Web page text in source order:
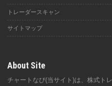
トレーダースキャン
サイトマップ
About Site
チャートなび(当サイト)は、株式ト